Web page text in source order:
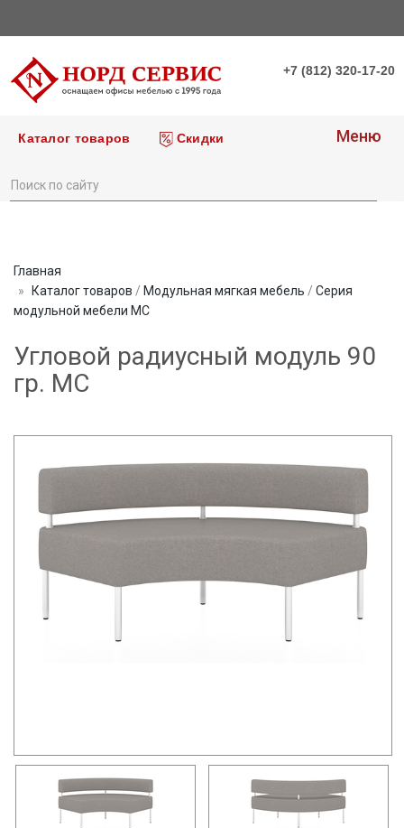
+7 (812) 320-17-20
Каталог товаров Скидки Меню
Главная
Каталог товаров / Модульная мягкая мебель / Серия
модульной мебели МС
Угловой радиусный модуль 90
гр. МС